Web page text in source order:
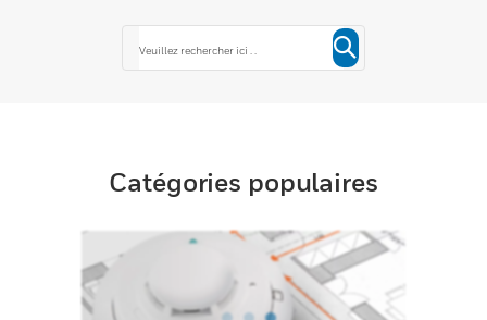
Catégories populaires